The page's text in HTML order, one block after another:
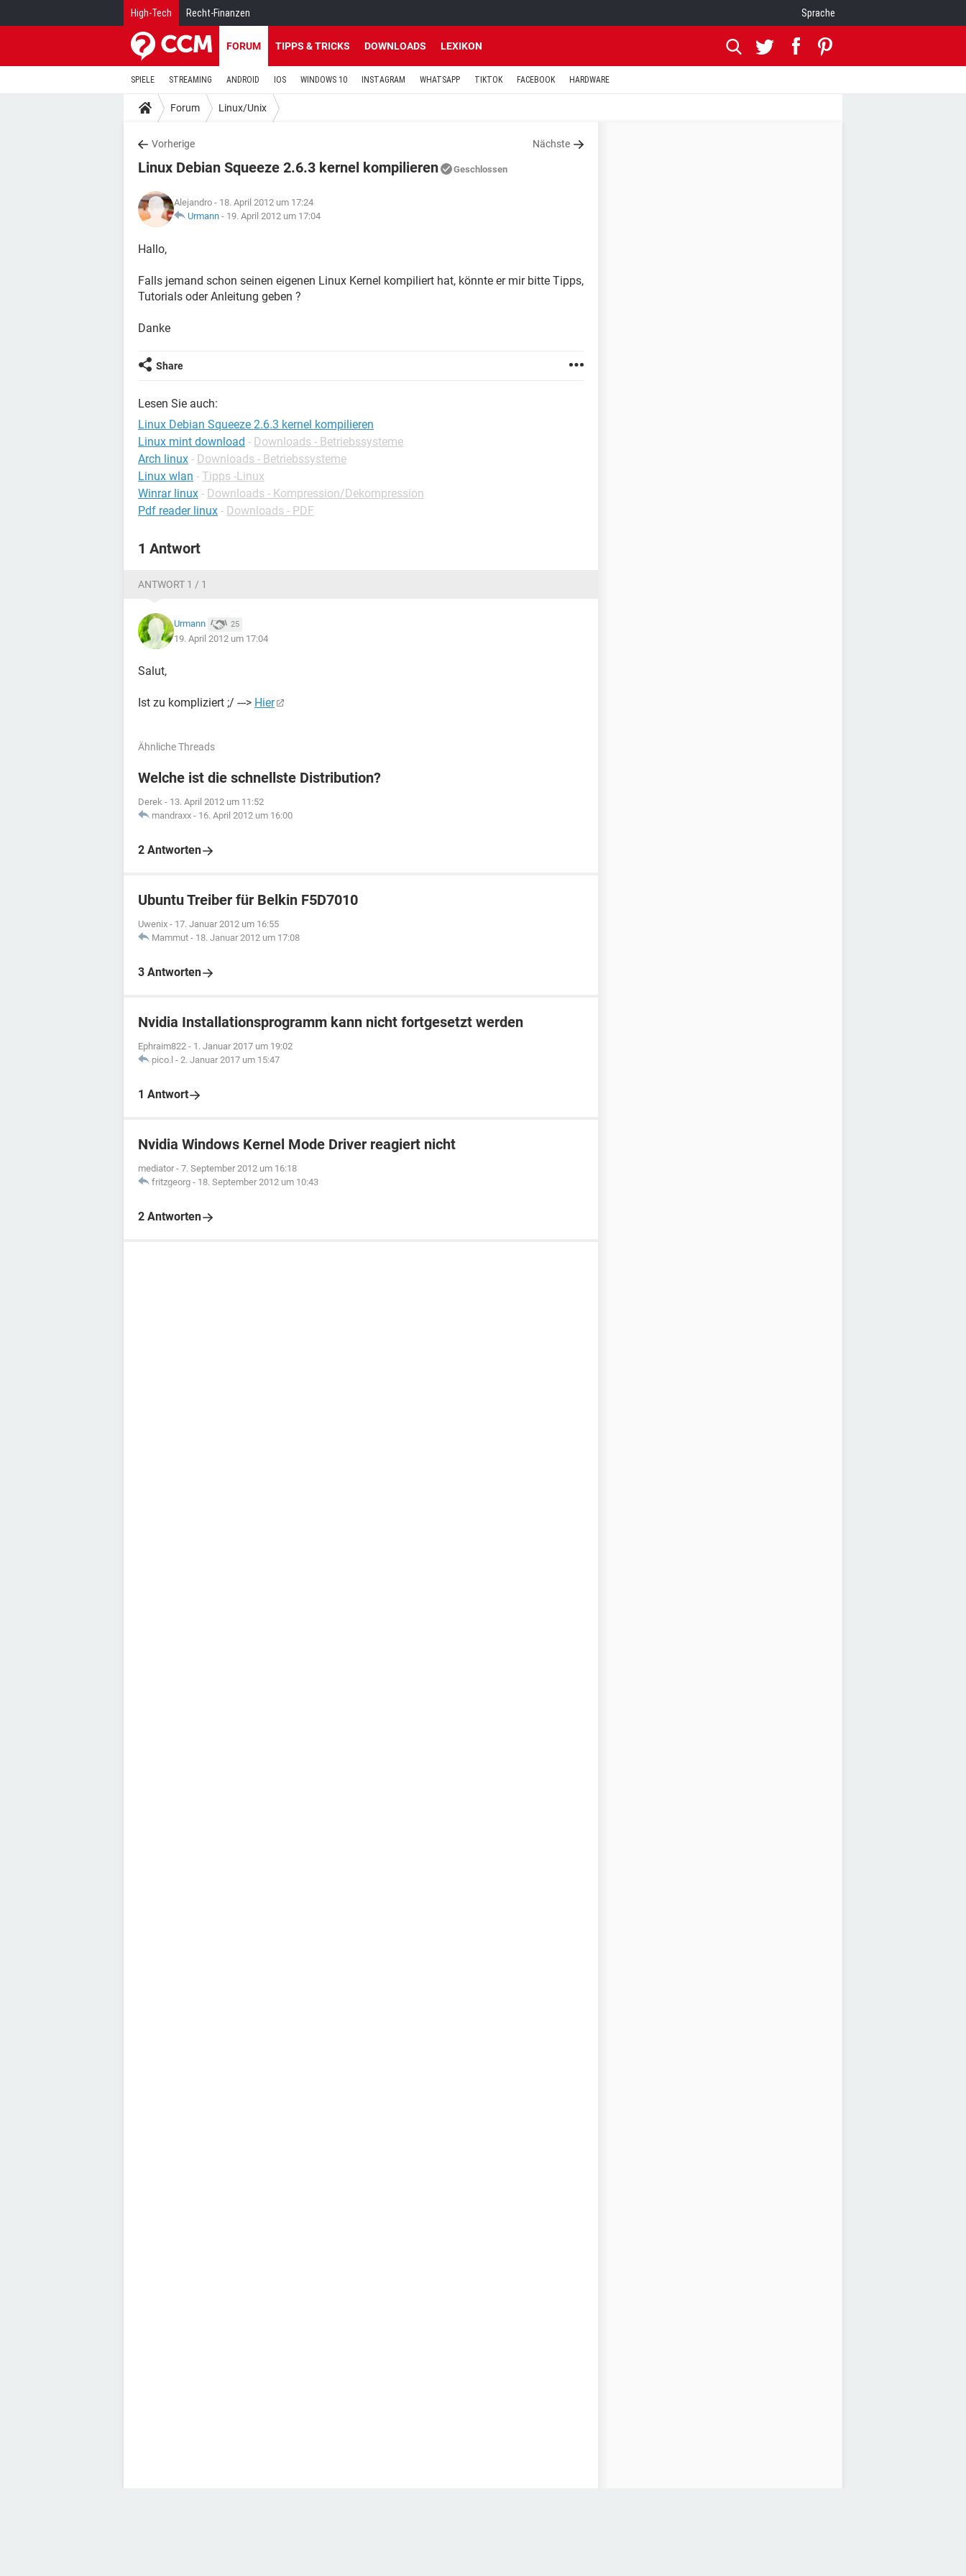
High-Tech Recht-Finanzen Sprache
FORUM TIPPS & TRICKS DOWNLOADS LEXIKON
SPIELE STREAMING ANDROID IOS WINDOWS 10 INSTAGRAM WHATSAPP TIKTOK FACEBOOK HARDWARE
Forum Linux/Unix
Vorherige Nächste
Linux Debian Squeeze 2.6.3 kernel kompilieren Geschlossen
Alejandro - 18. April 2012 um 17:24
Urmann - 19. April 2012 um 17:04
Hallo,
Falls jemand schon seinen eigenen Linux Kernel kompiliert hat, könnte er mir bitte Tipps,
Tutorials oder Anleitung geben ?
Danke
Share
Lesen Sie auch:
Linux Debian Squeeze 2.6.3 kernel kompilieren
Linux mint download - Downloads - Betriebssysteme
Arch linux - Downloads - Betriebssysteme
Linux wlan - Tipps -Linux
Winrar linux - Downloads - Kompression/Dekompression
Pdf reader linux - Downloads - PDF
1 Antwort
ANTWORT 1 / 1
Urmann 25
19. April 2012 um 17:04
Salut,
Ist zu kompliziert ;/ ---> Hier
Ähnliche Threads
Welche ist die schnellste Distribution?
Derek - 13. April 2012 um 11:52
mandraxx - 16. April 2012 um 16:00
2 Antworten
Ubuntu Treiber für Belkin F5D7010
Uwenix - 17. Januar 2012 um 16:55
Mammut - 18. Januar 2012 um 17:08
3 Antworten
Nvidia Installationsprogramm kann nicht fortgesetzt werden
Ephraim822 - 1. Januar 2017 um 19:02
pico.l - 2. Januar 2017 um 15:47
1 Antwort
Nvidia Windows Kernel Mode Driver reagiert nicht
mediator - 7. September 2012 um 16:18
fritzgeorg - 18. September 2012 um 10:43
2 Antworten